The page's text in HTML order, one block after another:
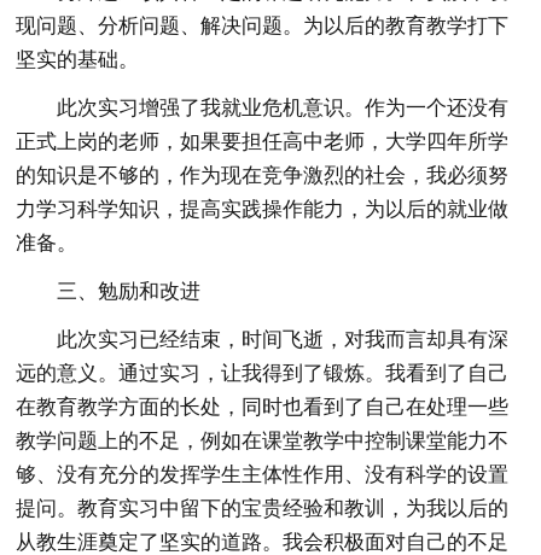
现问题、分析问题、解决问题。为以后的教育教学打下
坚实的基础。
此次实习增强了我就业危机意识。作为一个还没有
正式上岗的老师，如果要担任高中老师，大学四年所学
的知识是不够的，作为现在竞争激烈的社会，我必须努
力学习科学知识，提高实践操作能力，为以后的就业做
准备。
三、勉励和改进
此次实习已经结束，时间飞逝，对我而言却具有深
远的意义。通过实习，让我得到了锻炼。我看到了自己
在教育教学方面的长处，同时也看到了自己在处理一些
教学问题上的不足，例如在课堂教学中控制课堂能力不
够、没有充分的发挥学生主体性作用、没有科学的设置
提问。教育实习中留下的宝贵经验和教训，为我以后的
从教生涯奠定了坚实的道路。我会积极面对自己的不足